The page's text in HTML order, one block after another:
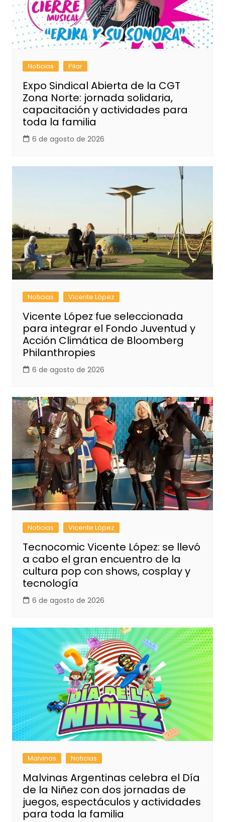
Noticias Pilar
Expo Sindical Abierta de la CGT
Zona Norte: jornada solidaria,
capacitación y actividades para
toda la familia
6 de agosto de 2026
Noticias Vicente López
Vicente López fue seleccionada
para integrar el Fondo Juventud y
Acción Climática de Bloomberg
Philanthropies
6 de agosto de 2026
Noticias Vicente López
Tecnocomic Vicente López: se llevó
a cabo el gran encuentro de la
cultura pop con shows, cosplay y
tecnología
6 de agosto de 2026
Malvinas Noticias
Malvinas Argentinas celebra el Día
de la Niñez con dos jornadas de
juegos, espectáculos y actividades
para toda la familia